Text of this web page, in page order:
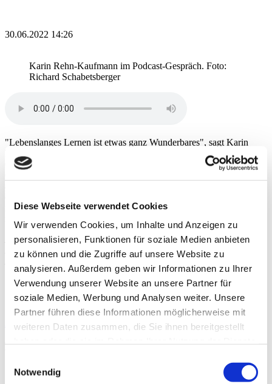
Diese Webseite verwendet Cookies
Wir verwenden Cookies, um Inhalte und Anzeigen zu
personalisieren, Funktionen für soziale Medien anbieten
zu können und die Zugriffe auf unsere Website zu
analysieren. Außerdem geben wir Informationen zu Ihrer
Verwendung unserer Website an unsere Partner für
soziale Medien, Werbung und Analysen weiter. Unsere
Partner führen diese Informationen möglicherweise mit
weiteren Daten zusammen, die Sie ihnen bereitgestellt
Notwendig
30.06.2022 14:26
Karin Rehn-Kaufmann im Podcast-Gespräch. Foto:
Richard Schabetsberger
"Lebenslanges Lernen ist etwas ganz Wunderbares", sagt Karin
Rehn-Kaufmann, Art-Director und Leiterin der weltweiten Leica-
Galerien im zweiten Teil unseres Podcasts "Reden wir einfach". Die
ihre Arbeit bei der Leica Camera AG und spricht über Begegnungen
Moderation: Sascha Scheffler und Markus Becker
Produktion: Sascha Scheffler
Musik: Holger und Markus Becker
Zurück
Kategorien
Alle Kategorien
Gewaltschutz